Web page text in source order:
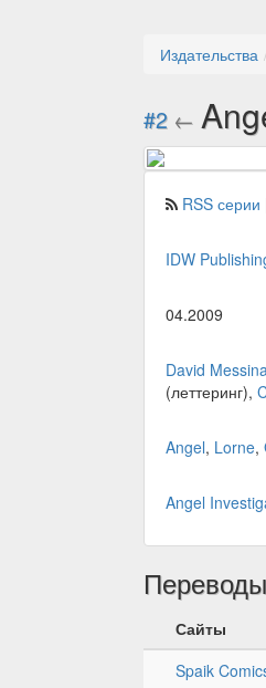
Издательства
#2 ←
RSS серии
IDW
04.2009
David Messina
(леттеринг),
Angel, Lorne,
Angel
Переводы
Сайты
Spaik